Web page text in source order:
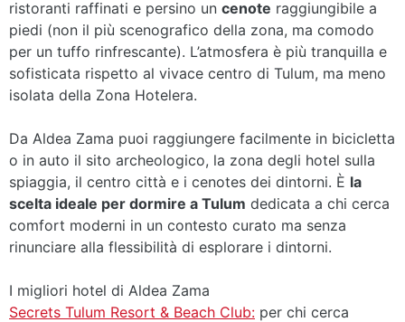
ristoranti raffinati e persino un cenote raggiungibile a
piedi (non il più scenografico della zona, ma comodo
per un tuffo rinfrescante). L’atmosfera è più tranquilla e
sofisticata rispetto al vivace centro di Tulum, ma meno
isolata della Zona Hotelera.
Da Aldea Zama puoi raggiungere facilmente in bicicletta
o in auto il sito archeologico, la zona degli hotel sulla
spiaggia, il centro città e i cenotes dei dintorni. È la
scelta ideale per dormire a Tulum dedicata a chi cerca
comfort moderni in un contesto curato ma senza
rinunciare alla flessibilità di esplorare i dintorni.
I migliori hotel di Aldea Zama
Secrets Tulum Resort & Beach Club: per chi cerca